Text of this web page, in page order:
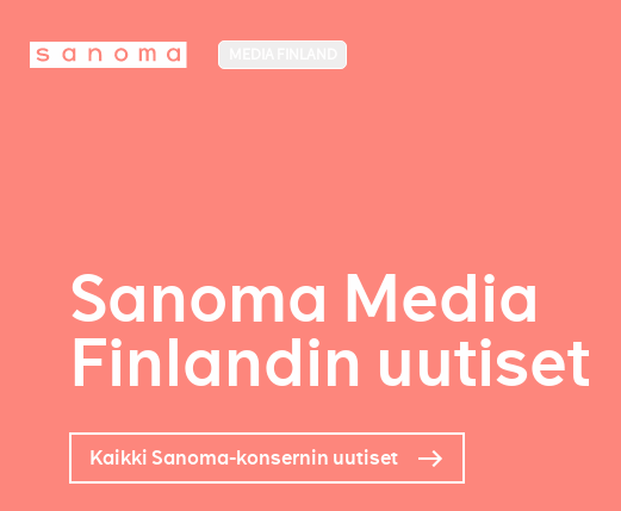
Sanoma Media
Finlandin uutiset
Kaikki Sanoma-konsernin uutiset